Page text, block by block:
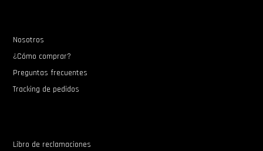
Nosotros
¿Cómo comprar?
Preguntas frecuentes
Tracking de pedidos
Libro de reclamaciones